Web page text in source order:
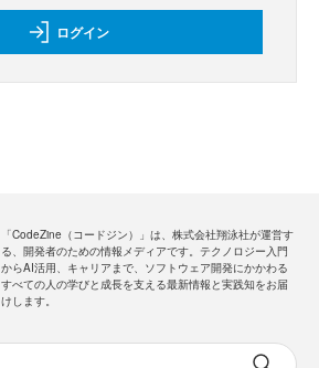
ログイン
「CodeZine（コードジン）」は、株式会社翔泳社が運営す
る、開発者のための情報メディアです。テクノロジー入門
からAI活用、キャリアまで、ソフトウェア開発にかかわる
すべての人の学びと成長を支える最新情報と実践知をお届
けします。